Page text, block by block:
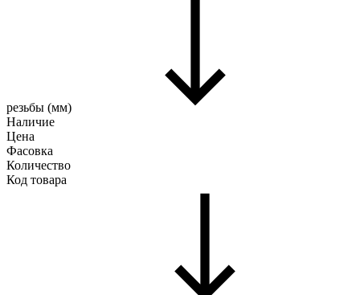
резьбы (мм)
Наличие
Цена
Фасовка
Количество
Код товара